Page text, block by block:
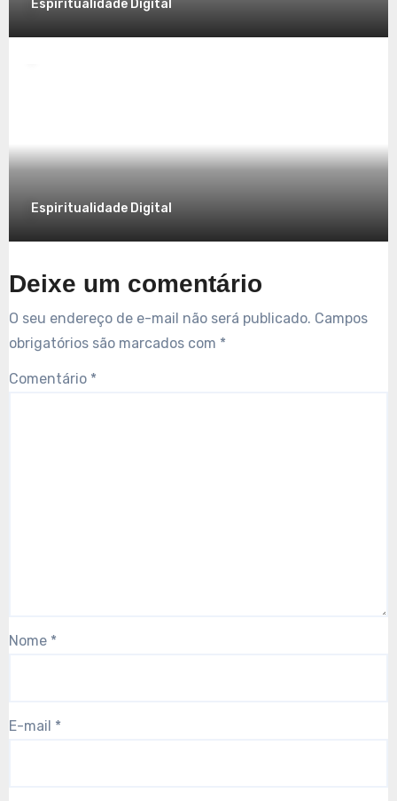
Espiritualidade Digital
Espiritualidade Digital
Deixe um comentário
O seu endereço de e-mail não será publicado. Campos
obrigatórios são marcados com *
Comentário *
Nome *
E-mail *